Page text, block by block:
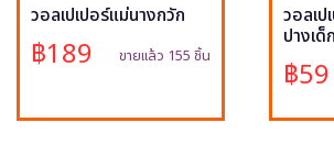
วอลเปเปอร์แม่นางกวัก
฿189 ขายแล้ว 155 ชิ้น
วอลเป
ปางเด็ก
฿59